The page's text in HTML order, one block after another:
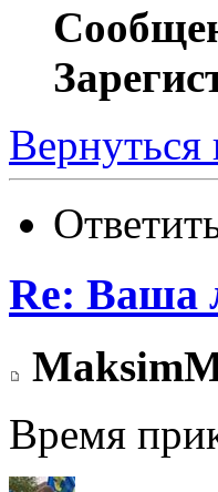
Вернуться
Re: Ваша
Время